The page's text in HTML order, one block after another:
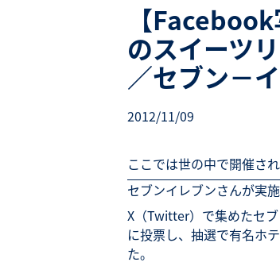
【
のスイーツ
／セブン－
2012/11/09
ここでは世の中で開催さ
セブンイレブンさんが実
X（Twitter）で集めたセ
に投票し、抽選で有名ホ
た。